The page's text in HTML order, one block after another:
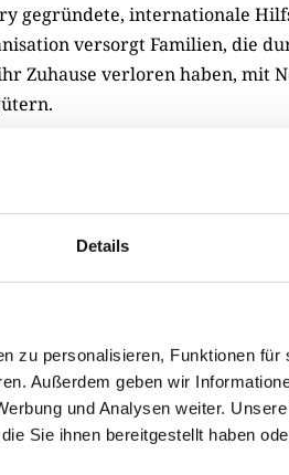
Details
zu personalisieren, Funktionen
Außerdem geben wir
und Analysen weiter.
Sie ihnen bereitgestellt haben
gegründete, internationale
versorgt Familien, die
Zuhause verloren haben, mit
wir Menschen